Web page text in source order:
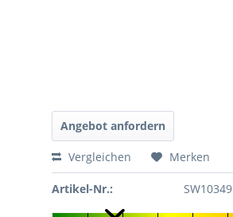
Angebot anfordern
Vergleichen Merken
Artikel-Nr.: SW10349